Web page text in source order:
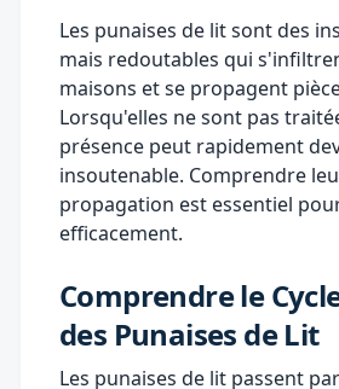
Les punaises de lit sont des
mais redoutables qui
maisons et se propagent
Lorsqu'elles ne sont pas
présence peut rapidement
insoutenable. Comprendre
propagation est essentiel
efficacement.
Comprendre le
des Punaises de Lit
Les punaises de lit passent